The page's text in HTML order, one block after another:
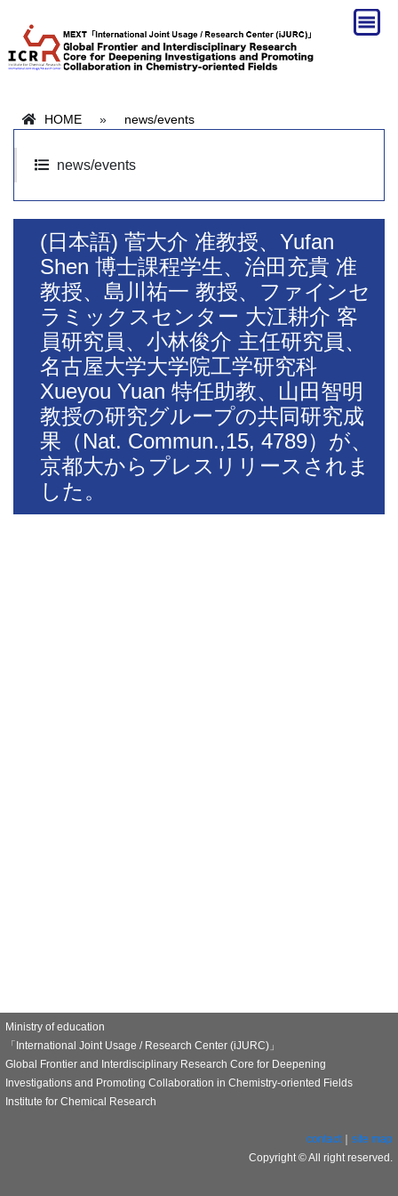
HOME » news/events
news/events
(日本語) 菅大介 准教授、Yufan
Shen 博士課程学生、治田充貴 准
教授、島川祐一 教授、ファインセ
ラミックスセンター 大江耕介 客
員研究員、小林俊介 主任研究員、
名古屋大学大学院工学研究科
Xueyou Yuan 特任助教、山田智明
教授の研究グループの共同研究成
果（Nat. Commun.,15, 4789）が、
京都大からプレスリリースされま
した。
Ministry of education
「International Joint Usage / Research Center (iJURC)」
Global Frontier and Interdisciplinary Research Core for Deepening
Investigations and Promoting Collaboration in Chemistry-oriented Fields
Institute for Chemical Research
contact｜ site map
Copyright © All right reserved.